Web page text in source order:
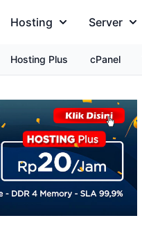
Hosting Server
Hosting Plus cPanel